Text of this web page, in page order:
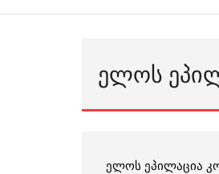
ᲔᲚᲝᲡ
ელოს ეპილაცია